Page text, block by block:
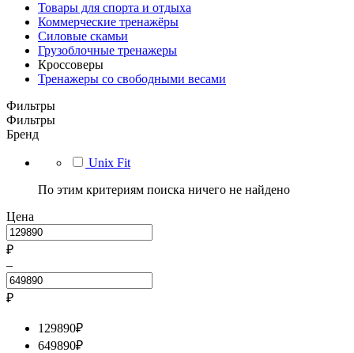
Товары для спорта и отдыха
Коммерческие тренажёры
Силовые скамьи
Грузоблочные тренажеры
Кроссоверы
Тренажеры со свободными весами
Фильтры
Фильтры
Бренд
Unix Fit
По этим критериям поиска ничего не найдено
Цена
₽
–
₽
129890₽
649890₽